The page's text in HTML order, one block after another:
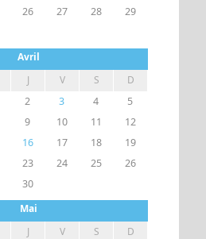
26 27 28
29
Avril
J V S
D
2 3 4
5
9 10 11
12
16 17 18
19
23 24 25
26
30
Mai
J V S
D